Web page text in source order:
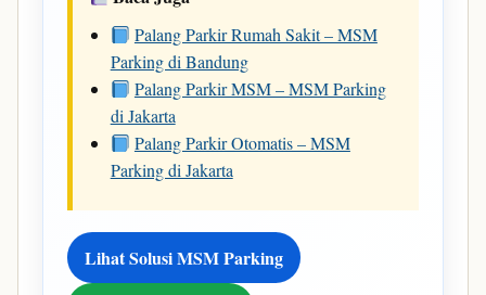
Palang Parkir Rumah Sakit – MSM
Parking di Bandung
Palang Parkir MSM – MSM Parking
di Jakarta
Palang Parkir Otomatis – MSM
Parking di Jakarta
Lihat Solusi MSM Parking